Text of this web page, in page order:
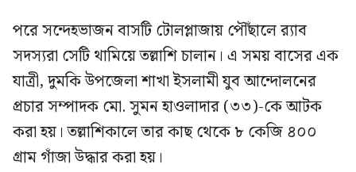
পরে সন্দেহভাজন বাসটি টোলপ্লাজায় পৌঁছালে র‍্যাব
সদস্যরা সেটি থামিয়ে তল্লাশি চালান। এ সময় বাসের এক
যাত্রী, দুমকি উপজেলা শাখা ইসলামী যুব আন্দোলনের
প্রচার সম্পাদক মো. সুমন হাওলাদার (৩৩)-কে আটক
করা হয়। তল্লাশিকালে তার কাছ থেকে ৮ কেজি ৪০০
গ্রাম গাঁজা উদ্ধার করা হয়।